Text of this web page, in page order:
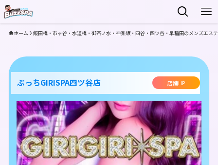
ホーム 飯田橋・市ヶ谷・水道橋・御茶ノ水・神楽坂・四谷・四ツ谷・早稲田のメンズエステ
ぶっちGIRISPA四ツ谷店 店舗HP